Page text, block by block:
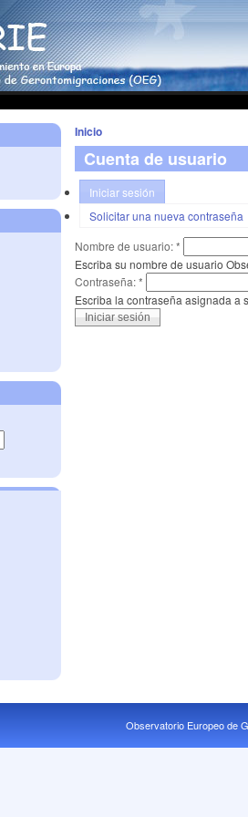
Inicio
Cuenta de usuario
Iniciar sesión
Solicitar una nueva contraseña
Nombre de usuario:*
Escriba su nombre de usuario
Contraseña:*
Escriba la contraseña asignada a
Observatorio Europeo de